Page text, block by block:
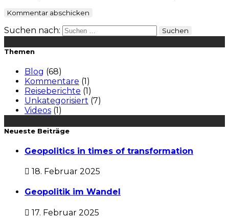
Suchen nach:
Themen
Blog (68)
Kommentare (1)
Reiseberichte (1)
Unkategorisiert (7)
Videos (1)
Neueste Beiträge
Geopolitics in times of transformation
18. Februar 2025
Geopolitik im Wandel
17. Februar 2025